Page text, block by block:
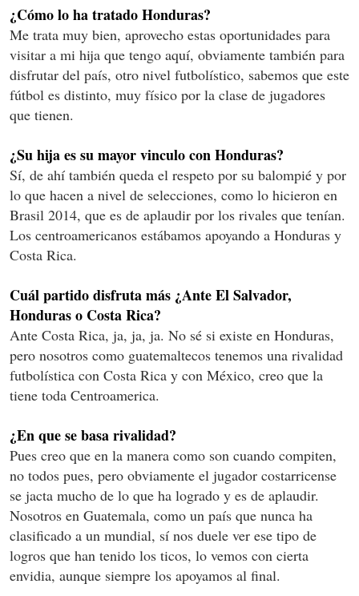
¿Cómo lo ha tratado Honduras?
Me trata muy bien, aprovecho estas oportunidades para
visitar a mi hija que tengo aquí, obviamente también para
disfrutar del país, otro nivel futbolístico, sabemos que este
fútbol es distinto, muy físico por la clase de jugadores
que tienen.
¿Su hija es su mayor vinculo con Honduras?
Sí, de ahí también queda el respeto por su balompié y por
lo que hacen a nivel de selecciones, como lo hicieron en
Brasil 2014, que es de aplaudir por los rivales que tenían.
Los centroamericanos estábamos apoyando a Honduras y
Costa Rica.
Cuál partido disfruta más ¿Ante El Salvador,
Honduras o Costa Rica?
Ante Costa Rica, ja, ja, ja. No sé si existe en Honduras,
pero nosotros como guatemaltecos tenemos una rivalidad
futbolística con Costa Rica y con México, creo que la
tiene toda Centroamerica.
¿En que se basa rivalidad?
Pues creo que en la manera como son cuando compiten,
no todos pues, pero obviamente el jugador costarricense
se jacta mucho de lo que ha logrado y es de aplaudir.
Nosotros en Guatemala, como un país que nunca ha
clasificado a un mundial, sí nos duele ver ese tipo de
logros que han tenido los ticos, lo vemos con cierta
envidia, aunque siempre los apoyamos al final.